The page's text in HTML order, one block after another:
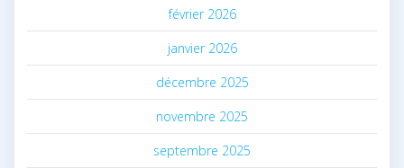
février 2026
janvier 2026
décembre 2025
novembre 2025
septembre 2025